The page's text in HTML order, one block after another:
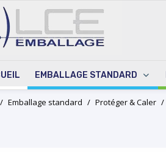
EMBALLAGE STANDARD
/ Emballage standard / Protéger & Caler /